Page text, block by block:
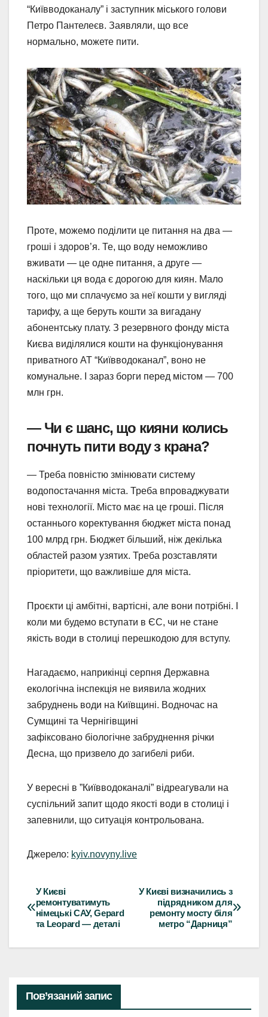
“Київводоканалу” і заступник міського голови
Петро Пантелеєв. Заявляли, що все
нормально, можете пити.
Проте, можемо поділити це питання на два —
гроші і здоров’я. Те, що воду неможливо
вживати — це одне питання, а друге —
наскільки ця вода є дорогою для киян. Мало
того, що ми сплачуємо за неї кошти у вигляді
тарифу, а ще беруть кошти за вигадану
абонентську плату. З резервного фонду міста
Києва виділялися кошти на функціонування
приватного АТ “Київводоканал”, воно не
комунальне. І зараз борги перед містом — 700
млн грн.
— Чи є шанс, що кияни колись
почнуть пити воду з крана?
— Треба повністю змінювати систему
водопостачання міста. Треба впроваджувати
нові технології. Місто має на це гроші. Після
останнього коректування бюджет міста понад
100 млрд грн. Бюджет більший, ніж декілька
областей разом узятих. Треба розставляти
пріоритети, що важливіше для міста.
Проєкти ці амбітні, вартісні, але вони потрібні. І
коли ми будемо вступати в ЄС, чи не стане
якість води в столиці перешкодою для вступу.
Нагадаємо, наприкінці серпня Державна
екологічна інспекція не виявила жодних
забруднень води на Київщині. Водночас на
Сумщині та Чернігівщині
зафіксовано біологічне забруднення річки
Десна, що призвело до загибелі риби.
У вересні в ”Київводоканалі” відреагували на
суспільний запит щодо якості води в столиці і
запевнили, що ситуація контрольована.
Джерело: kyiv.novyny.live
Навігація
записів
У Києві визначились з
підрядником для
ремонту мосту біля
метро “Дарниця”
У Києві
ремонтуватимуть
німецькі САУ, Gepard
та Leopard — деталі
Пов’язаний запис